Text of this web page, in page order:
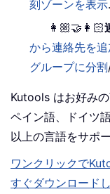
刻ゾーンを表示
👩🏼‍🤝‍👩🏻
から連絡先を
グループに分割
Kutools はお好み
ペイン語、ドイツ
以上の言語をサポ
ワンクリックで
すぐダウンロード